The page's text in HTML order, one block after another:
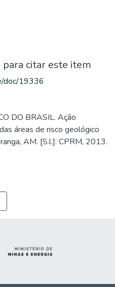
citar este item
doc/19336
DO BRASIL. Ação
áreas de risco geológico
AM. [S.l.]: CPRM, 2013.